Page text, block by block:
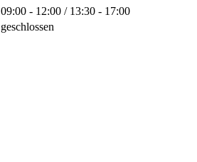
09:00 - 12:00 / 13:30 - 17:00
geschlossen